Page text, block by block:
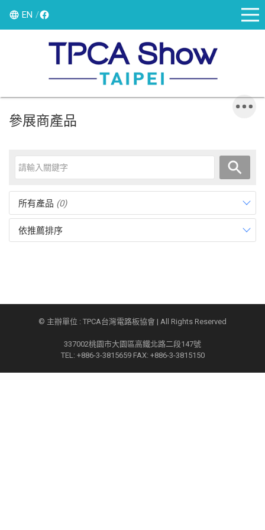
EN
參展商產品
所有產品 (0)
依推薦排序
© 主辦單位 : TPCA台灣電路板協會 | All Rights Reserved
337002桃園市大園區高鐵北路二段147號
TEL: +886-3-3815659 FAX: +886-3-3815150